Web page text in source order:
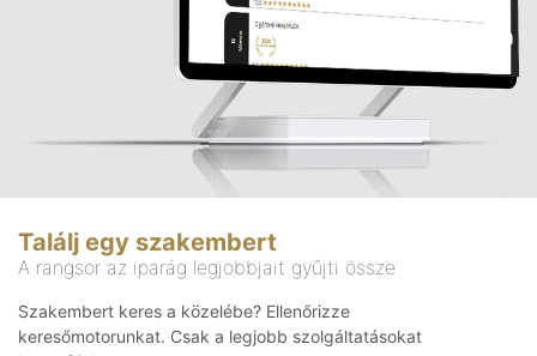
Találj egy szakembert
A rangsor az iparág legjobbjait gyűjti össze
Szakembert keres a közelébe? Ellenőrizze
keresőmotorunkat. Csak a legjobb szolgáltatásokat